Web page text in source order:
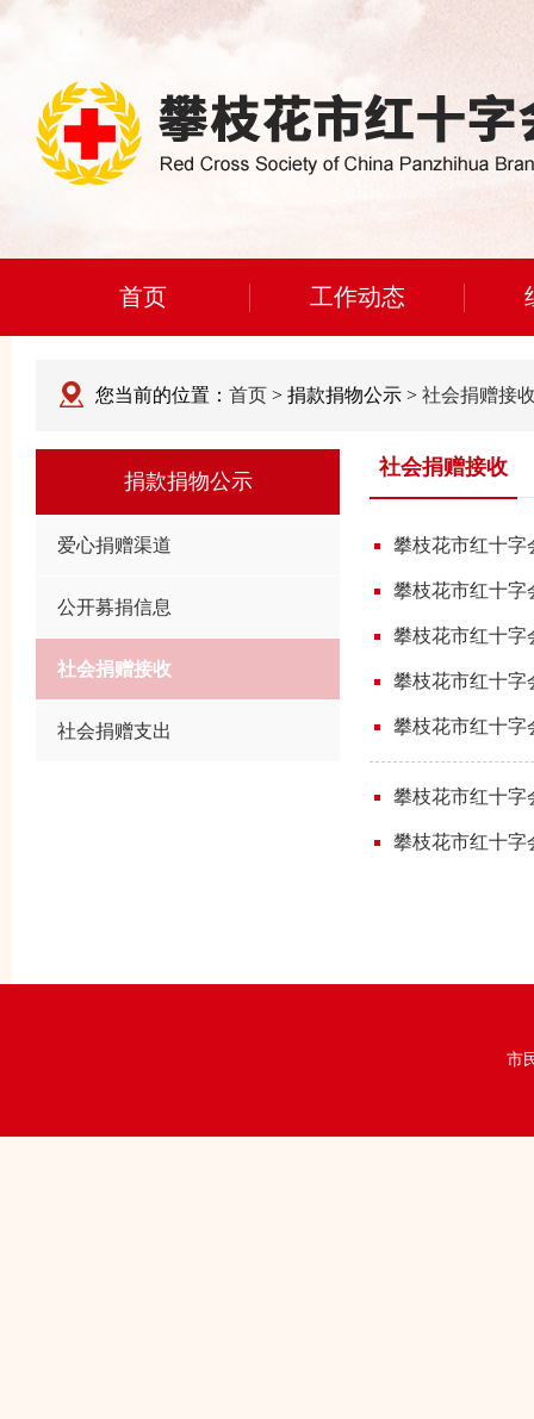
首页 工作动态
您当前的位置： 首页 > 捐款捐物公示 > 社会捐赠接
捐款捐物公示
爱心捐赠渠道
公开募捐信息
社会捐赠接收
社会捐赠支出
社会捐赠接收
攀枝花市红十字
攀枝花市红十字
攀枝花市红十字
攀枝花市红十字
攀枝花市红十字
攀枝花市红十字
攀枝花市红十
市